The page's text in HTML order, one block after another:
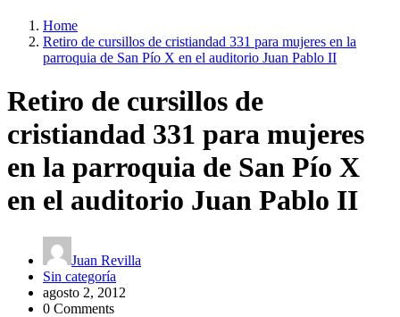
Home
Retiro de cursillos de cristiandad 331 para mujeres en la
parroquia de San Pío X en el auditorio Juan Pablo II
Retiro de cursillos de
cristiandad 331 para mujeres
en la parroquia de San Pío X
en el auditorio Juan Pablo II
Juan Revilla
Sin categoría
agosto 2, 2012
0 Comments